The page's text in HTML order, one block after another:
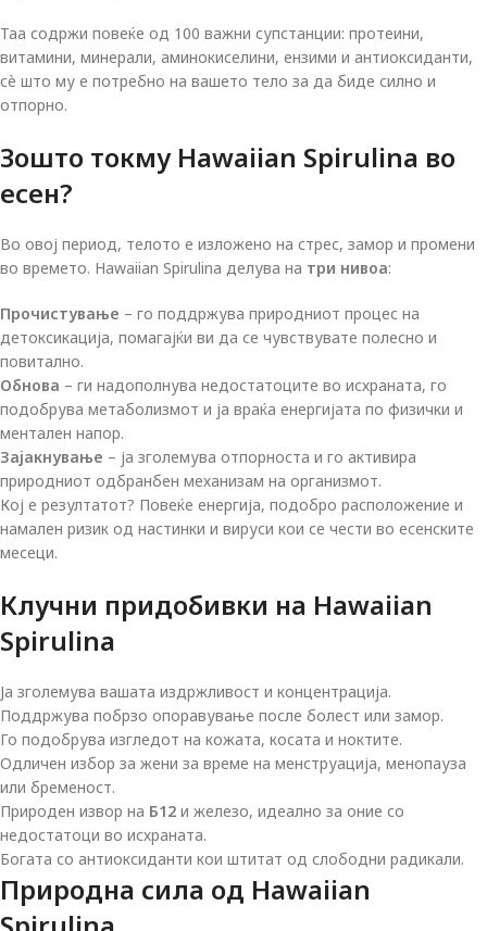
Таа содржи повеќе од 100 важни супстанции: протеини,
витамини, минерали, аминокиселини, ензими и антиоксиданти,
сè што му е потребно на вашето тело за да биде силно и
отпорно.
Зошто токму Hawaiian Spirulina во
есен?
Во овој период, телото е изложено на стрес, замор и промени
во времето. Hawaiian Spirulina делува на три нивоа:
Прочистување – го поддржува природниот процес на
детоксикација, помагајќи ви да се чувствувате полесно и
повитално.
Обнова – ги надополнува недостатоците во исхраната, го
подобрува метаболизмот и ја враќа енергијата по физички и
ментален напор.
Зајакнување – ја зголемува отпорноста и го активира
природниот одбранбен механизам на организмот.
Кој е резултатот? Повеќе енергија, подобро расположение и
намален ризик од настинки и вируси кои се чести во есенските
месеци.
Клучни придобивки на Hawaiian
Spirulina
Ја зголемува вашата издржливост и концентрација.
Поддржува побрзо опоравување после болест или замор.
Го подобрува изгледот на кожата, косата и ноктите.
Одличен избор за жени за време на менструација, менопауза
или бременост.
Природен извор на Б12 и железо, идеално за оние со
недостатоци во исхраната.
Богата со антиоксиданти кои штитат од слободни радикали.
Природна сила од Hawaiian